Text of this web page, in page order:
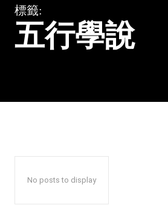
標籤:
五行學說
No posts to display